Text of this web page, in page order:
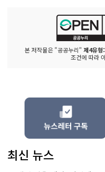
본 저작물은 "공공누리" 제4유형
조건에 따라
최신 뉴스